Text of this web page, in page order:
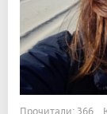
Прочитали: 366